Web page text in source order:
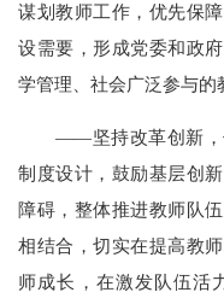
谋划教师工作，优先保
设需要，形成党委和政
学管理、社会广泛参与的
——坚持改革创新，优
制度设计，鼓励基层创
障碍，整体推进教师队
相结合，切实在提高教
师成长，在激发队伍活